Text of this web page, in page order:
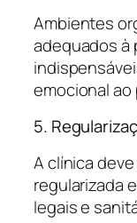
Ambientes
adequados à
emocional
5.
A clínica
regularizada
legais e